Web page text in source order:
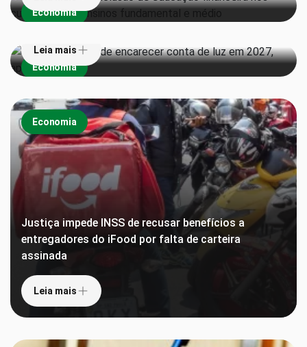
Economia
Economia
aponta estudo
Leia mais
Economia
Justiça impede INSS de recusar benefícios a
entregadores do iFood por falta de carteira
assinada
Leia mais